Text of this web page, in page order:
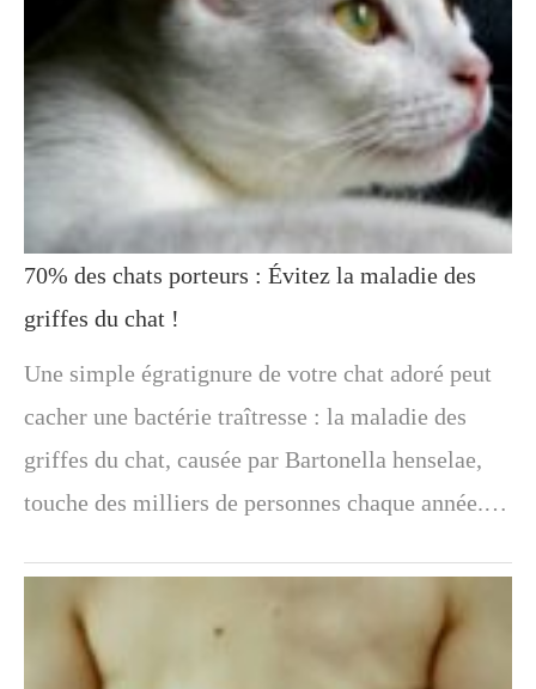
70% des chats porteurs : Évitez la maladie des
griffes du chat !
Une simple égratignure de votre chat adoré peut
cacher une bactérie traîtresse : la maladie des
griffes du chat, causée par Bartonella henselae,
touche des milliers de personnes chaque année.…